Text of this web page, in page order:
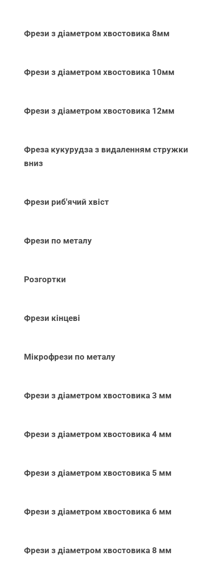
Фрези з діаметром хвостовика 8мм
Фрези з діаметром хвостовика 10мм
Фрези з діаметром хвостовика 12мм
Фреза кукурудза з видаленням стружки
вниз
Фрези риб'ячий хвіст
Фрези по металу
Розгортки
Фрези кінцеві
Мікрофрези по металу
Фрези з діаметром хвостовика 3 мм
Фрези з діаметром хвостовика 4 мм
Фрези з діаметром хвостовика 5 мм
Фрези з діаметром хвостовика 6 мм
Фрези з діаметром хвостовика 8 мм